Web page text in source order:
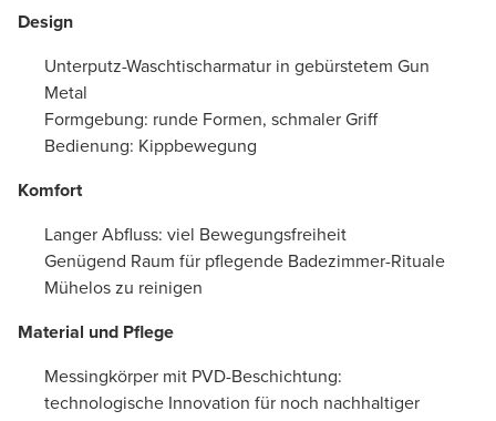
Design
Unterputz-Waschtischarmatur in gebürstetem Gun
Metal
Formgebung: runde Formen, schmaler Griff
Bedienung: Kippbewegung
Komfort
Langer Abfluss: viel Bewegungsfreiheit
Genügend Raum für pflegende Badezimmer-Rituale
Mühelos zu reinigen
Material und Pflege
Messingkörper mit PVD-Beschichtung:
technologische Innovation für noch nachhaltiger